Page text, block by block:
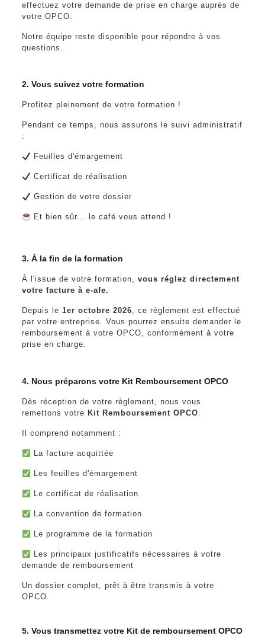
effectuez votre demande de prise en charge auprès de
votre OPCO.
Notre équipe reste disponible pour répondre à vos
questions.
2. Vous suivez votre formation
Profitez pleinement de votre formation !
Pendant ce temps, nous assurons le suivi administratif
:
Feuilles d'émargement
Certificat de réalisation
Gestion de votre dossier
Et bien sûr... le café vous attend !
3. À la fin de la formation
À l'issue de votre formation, vous réglez directement
votre facture à e-afe.
Depuis le 1er octobre 2026, ce règlement est effectué
par votre entreprise. Vous pourrez ensuite demander le
remboursement à votre OPCO, conformément à votre
prise en charge.
4. Nous préparons votre Kit Remboursement OPCO
Dès réception de votre règlement, nous vous
remettons votre Kit Remboursement OPCO.
Il comprend notamment :
La facture acquittée
Les feuilles d'émargement
Le certificat de réalisation
La convention de formation
Le programme de la formation
Les principaux justificatifs nécessaires à votre
demande de remboursement
Un dossier complet, prêt à être transmis à votre
OPCO.
5. Vous transmettez votre Kit de remboursement OPCO